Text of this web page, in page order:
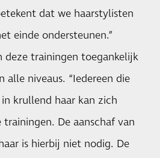
dat we haarstylisten
einde ondersteunen.”
deze trainingen toegankelijk
alle niveaus. “Iedereen die
krullend haar kan zich
De aanschaf van
is hierbij niet nodig. De